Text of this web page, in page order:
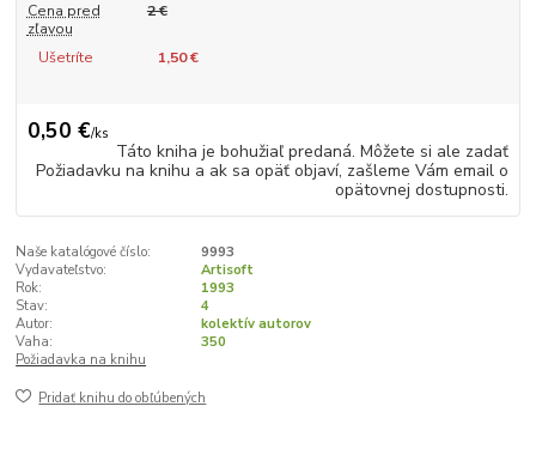
Cena pred
zľavou
2 €
Ušetríte 1,50 €
0,50 €/ks
Táto kniha je bohužiaľ predaná. Môžete si ale zadať
Požiadavku na knihu a ak sa opäť objaví, zašleme Vám email o
opätovnej dostupnosti.
Naše katalógové číslo:
9993
Vydavateľstvo:
Artisoft
Rok:
1993
Stav:
4
Autor:
kolektív autorov
Vaha:
350
Požiadavka na knihu
Pridať knihu do obľúbených